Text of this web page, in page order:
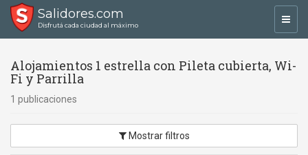
Salidores.com
Disfrutá cada ciudad al máximo
Alojamientos 1 estrella con Pileta cubierta, Wi-
Fi y Parrilla
1 publicaciones
Mostrar filtros